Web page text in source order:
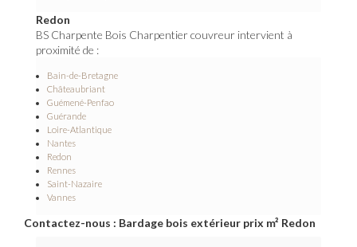
Redon
BS Charpente Bois Charpentier couvreur intervient à
proximité de :
Bain-de-Bretagne
Châteaubriant
Guémené-Penfao
Guérande
Loire-Atlantique
Nantes
Redon
Rennes
Saint-Nazaire
Vannes
Contactez-nous : Bardage bois extérieur prix m² Redon